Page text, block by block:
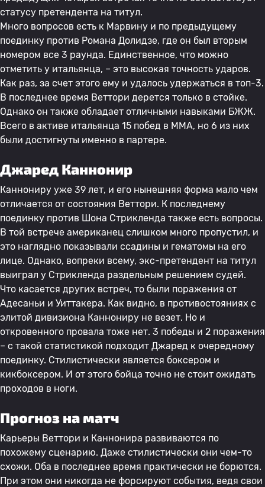
статусу претендента на титул.
Много вопросов есть к Марвину и по предыдущему
поединку против Романа Долидзе, где он был вторым
номером все 3 раунда. Единственное, что можно
отметить у итальянца, – это высокая точность ударов.
Как раз, за счет этого ему и удалось удержаться в топ-3.
В последнее время Веттори дерется только в стойке.
Однако он также обладает отличными навыками БЖЖ.
Всего в активе итальянца 15 побед в ММА, но 6 из них
были достигнуты именно в партере.
Джаред Каннонир
Каннониру уже 39 лет, и его нынешняя форма мало чем
отличается от состояния Веттори. К последнему
поединку против Шона Стрикленда также есть вопросы.
В той встрече американец слишком много пропустил, и
это наглядно показывали ссадины и гематомы на его
лице. Однако, вопреки всему, экс-претендент на титул
выиграл у Стрикленда раздельным решением судей.
Что касается других встреч, то были поражения от
Адесаньи и Уиттакера. Как видно, в противостояниях с
элитой дивизиона Каннониру не везет. Но и
откровенного провала тоже нет. 3 победы и 2 поражения
– с такой статистикой подходит Джаред к очередному
поединку. Стилистически является боксером и
кикбоксером. И от этого бойца точно не стоит ожидать
проходов в ноги.
Прогноз на матч
Карьеры Веттори и Каннонира развиваются по
похожему сценарию. Даже стилистически они чем-то
схожи. Оба в последнее время практически не борются.
При этом они никогда не форсируют события, ведя свои